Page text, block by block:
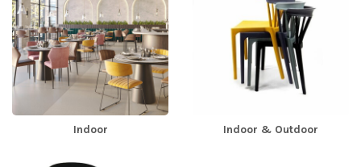
Indoor Indoor & Outdoor